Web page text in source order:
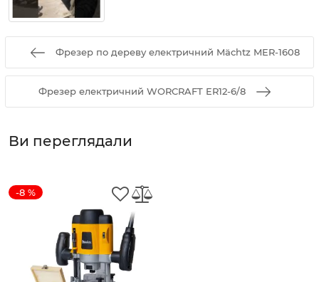
Фрезер по дереву електричний Mächtz MER-1608
Фрезер електричний WORCRAFT ER12-6/8
Ви переглядали
-8 %